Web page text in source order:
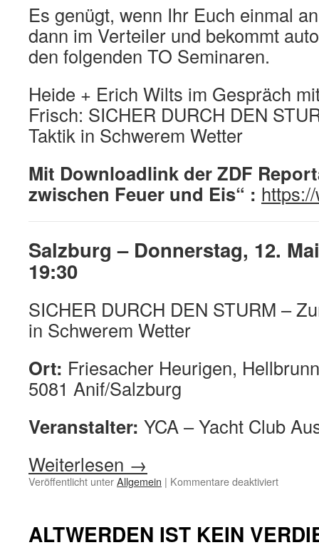
Es genügt, wenn Ihr Euch einmal
dann im Verteiler und bekommt
den folgenden TO Seminaren.
Heide + Erich Wilts im Gespräch
Frisch: SICHER DURCH DEN
Taktik in Schwerem Wetter
Mit Downloadlink der ZDF
zwischen Feuer und Eis“ :
Salzburg – Donnerstag, 12.
19:30
SICHER DURCH DEN STURM –
in Schwerem Wetter
Ort: Friesacher Heurigen,
5081 Anif/Salzburg
Veranstalter: YCA – Yacht Club
Weiterlesen →
Veröffentlicht unterAllgemein | Kommentare deaktiviertfür
Meeting
ALTWERDEN IST KEIN